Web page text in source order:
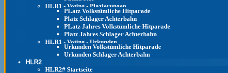
HLR1 - Voting - Plazierungen
PLatz Volkstümliche Hitparade
Platz Schlager Achterbahn
PLatz Jahres Volkstümliche Hitparade
Platz Jahres Schlager Achterbahn
HLR1 - Voting - Urkunden
Urkunden Volkstümliche Hitparade
Urkunden Schlager Achterbahn
HLR2
HLR2# Startseite